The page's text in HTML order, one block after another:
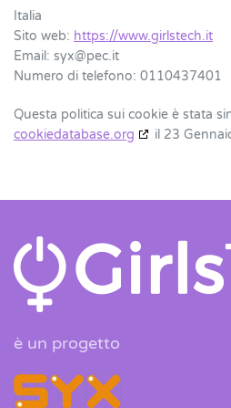
Italia
Sito web: https://www.girlstech.it
Email: syx@pec.it
Numero di telefono: 0110437401
Questa politica sui cookie è stata
cookiedatabase.org
il 23
è un progetto